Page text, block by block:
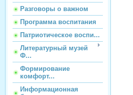
Разговоры о важном
Программа воспитания
Патриотическое воспи...
Литературный музей
Ф...
Формирование
комфорт...
Информационная